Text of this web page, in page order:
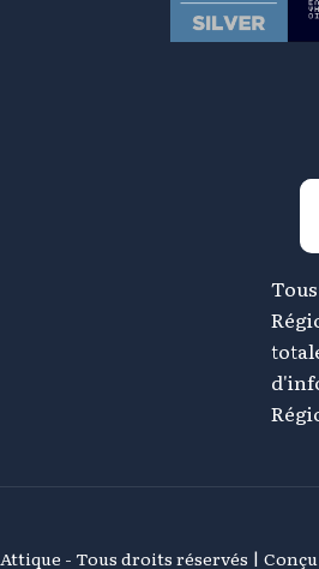
- Tous droits réservés |